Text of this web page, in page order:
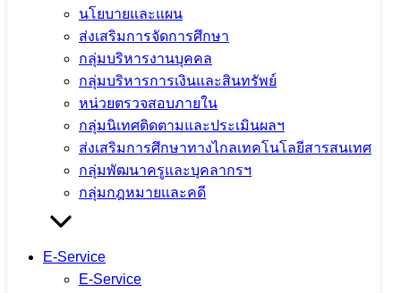
นโยบายและแผน
ส่งเสริมการจัดการศึกษา
กลุ่มบริหารงานบุคคล
กลุ่มบริหารการเงินและสินทรัพย์
หน่วยตรวจสอบภายใน
กลุ่มนิเทศติดตามและประเมินผลฯ
ส่งเสริมการศึกษาทางไกลเทคโนโลยีสารสนเทศ
กลุ่มพัฒนาครูและบุคลากรฯ
กลุ่มกฎหมายและคดี
E-Service
E-Service
กิจกรรมแลกเปลี่ยนเรียนรู้วิธีปฏิบัติที่ดี
(Best Practice) และการขับเคลื่อนหลัก
ปรัชญาของเศรษฐกิจพอเพียงสู่สถานศึกษา
ประจำปีงบประมาณ พ.ศ. 2569 ณ โรง
เรียนแม่ต๋ำตาดควันวิทยาคม
4 สิงหาคม 2026
สพม.เชียงราย